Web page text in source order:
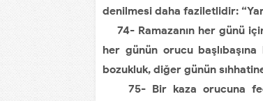
denilmesi daha faziletlidir:
74- Ramazanın her günü
her günün orucu
bozukluk, diğer günün
75- Bir kaza orucuna